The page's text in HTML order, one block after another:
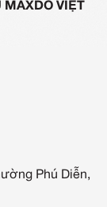
đó, người nhân
phục bị bám vết
VIỆT
Phú Diễn,